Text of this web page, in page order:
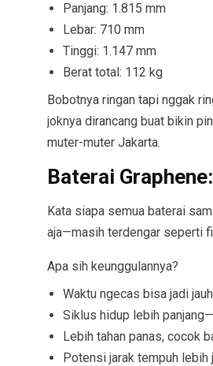
Panjang: 1.815 mm
Lebar: 710 mm
Tinggi: 1.147 mm
Berat total: 112 kg
Bobotnya ringan tapi nggak
joknya dirancang buat bikin
muter-muter Jakarta.
Baterai
Kata siapa semua baterai
aja—masih terdengar seperti
Apa sih keunggulannya?
Waktu ngecas bisa jadi
Siklus hidup lebih
Lebih tahan panas, cocok
Potensi jarak tempuh lebih